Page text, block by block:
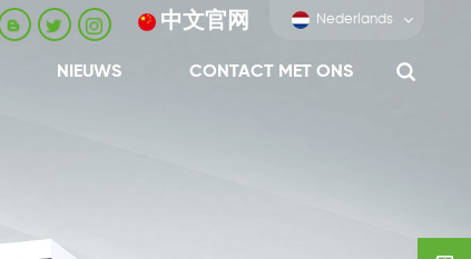
中文官网 Nederlands
NIEUWS CONTACT MET ONS